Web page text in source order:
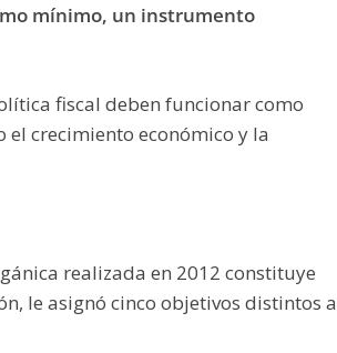
mínimo, un instrumento
fiscal deben funcionar como
crecimiento económico y la
realizada en 2012 constituye
le asignó cinco objetivos distintos a